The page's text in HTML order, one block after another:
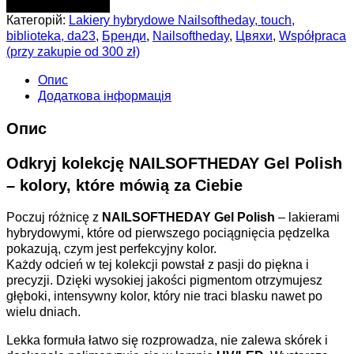
Категорій: Lakiery hybrydowe Nailsoftheday, touch,
biblioteka, da23, Бренди, Nailsoftheday, Цвяхи, Współpraca
(przy zakupie od 300 zł)
Опис
Додаткова інформація
Опис
Odkryj kolekcję NAILSOFTHEDAY Gel Polish
– kolory, które mówią za Ciebie
Poczuj różnicę z NAILSOFTHEDAY Gel Polish – lakierami
hybrydowymi, które od pierwszego pociągnięcia pędzelka
pokazują, czym jest perfekcyjny kolor.
Każdy odcień w tej kolekcji powstał z pasji do piękna i
precyzji. Dzięki wysokiej jakości pigmentom otrzymujesz
głęboki, intensywny kolor, który nie traci blasku nawet po
wielu dniach.
Lekka formuła łatwo się rozprowadza, nie zalewa skórek i